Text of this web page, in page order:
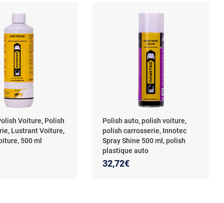
Voiture, Polish
Lustrant Voiture,
500 ml
Polish auto, polish voiture,
polish carrosserie, Innotec
Spray Shine 500 ml, polish
plastique auto
32,72€